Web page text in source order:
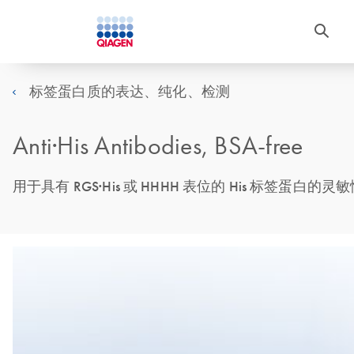
标签蛋白质的表达、纯化、检测
Anti·His Antibodies, BSA-free
用于具有 RGS·His 或 HHHH 表位的 His 标签蛋白的灵